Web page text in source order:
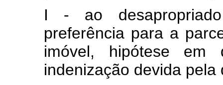
I - ao
preferência para a
imóvel, hipótese
indenização devida pela